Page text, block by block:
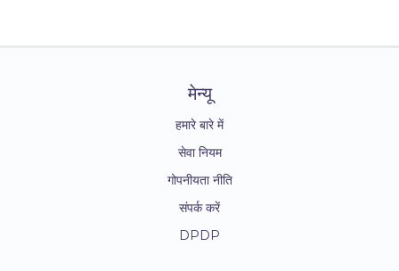
मेन्यू
हमारे बारे में
सेवा नियम
गोपनीयता नीति
संपर्क करें
DPDP